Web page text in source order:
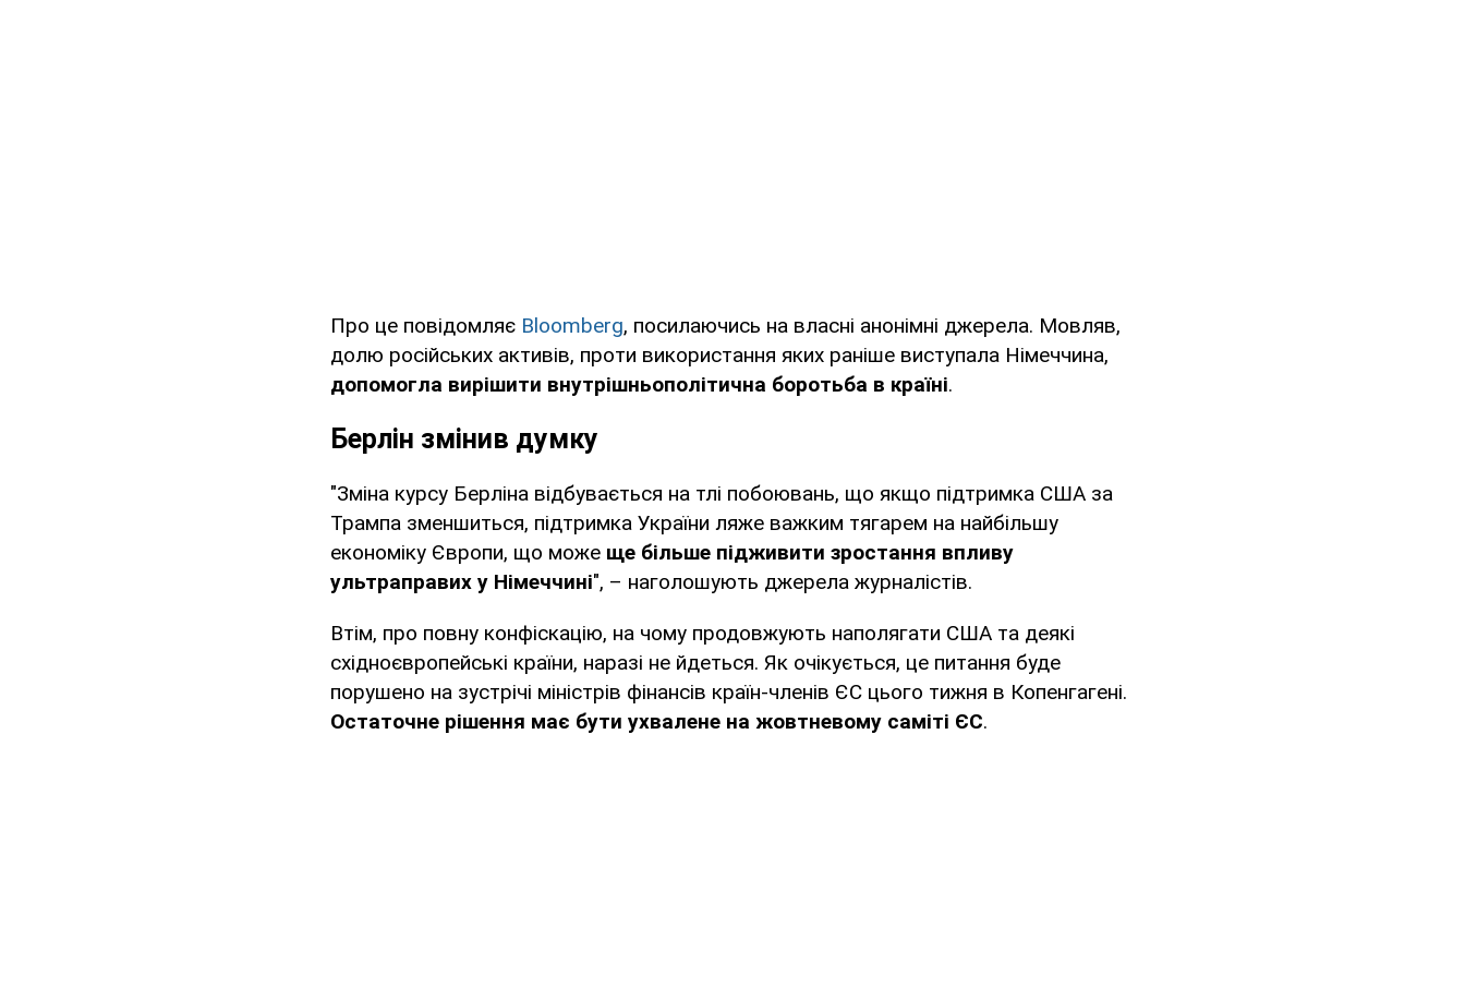
Про це повідомляє Bloomberg, посилаючись на власні анонімні джерела. Мовляв,
долю російських активів, проти використання яких раніше виступала Німеччина,
допомогла вирішити внутрішньополітична боротьба в країні.
Берлін змінив думку
"Зміна курсу Берліна відбувається на тлі побоювань, що якщо підтримка США за
Трампа зменшиться, підтримка України ляже важким тягарем на найбільшу
економіку Європи, що може ще більше підживити зростання впливу
ультраправих у Німеччині", – наголошують джерела журналістів.
Втім, про повну конфіскацію, на чому продовжують наполягати США та деякі
східноєвропейські країни, наразі не йдеться. Як очікується, це питання буде
порушено на зустрічі міністрів фінансів країн-членів ЄС цього тижня в Копенгагені.
Остаточне рішення має бути ухвалене на жовтневому саміті ЄС.